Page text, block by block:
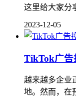
这里给大家分
2023-12-05
TikTok广告
越来越多企业
地。然而，在